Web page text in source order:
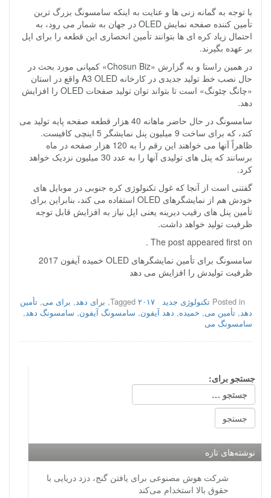
با توجه به گمانه زنی ها و عنایت به اینکه سامسونگ بزرگ ترین
تأمین کننده صفحه نمایش OLED در جهان به شمار می رود، به
احتمال زیاد کره ای ها بتوانند تأمین انحصاری این قطعه را برای اپل
بر عهده بگیرند.
در همین راستا و به گزارش «Chosun Biz» کمپانی مورد بحث در
حال نصب خط تولید جدیدی در کارخانه A3 OLED واقع در استان
«چانگ چئونگ» است تا بتواند توان تولید صفحات OLED را افزایش
دهد.
سامسونگ در حال حاضر ماهانه 40 هزار قطعه صفحه پایه تولید می
کند، که برای ساخت 9 میلیون پنل نمایشگر 5 اینچی کافیست.
ظاهراً آنها می خواهند این رقم را به 120 هزار صفحه در ماه
برسانند که پنل های تولیدی آنها را به عدد 30 میلیون نزدیک خواهد
کرد.
گفتنی است از آنجا که غول تکنولوژی کره جنوبی در موبایل های
خودش هم از نمایشگرهای OLED استفاده می کند، بنابراین برای
تأمین پنل های رقیب دیرینه یعنی اپل نیاز به افزایش قابل توجه
ظرفیت تولید خواهد داشت.
The post appeared first on .
سامسونگ برای تأمین نمایشگرهای OLED خمیده آیفون 2017
ظرفیت تولیدش را افزایش می دهد
Posted in تکنولوژی جدید Tagged ۲۰۱۷ , برای دهد, برای می, تأمین
دهد, تأمین می, خمیده, دهد آیفون, سامسونگ آیفون, سامسونگ دهد,
سامسونگ می
جستجو برای:
نوشته‌های تازه
شرکت هوش مصنوعی برای یافتن گنج، دزد دریایی با
حقوق بالا استخدام می‌کند